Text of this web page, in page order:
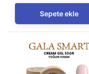
Sepete ekle